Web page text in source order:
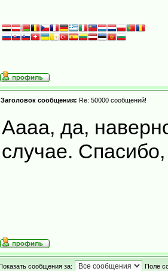
Заголовок сообщения: Re: 50000 сообщений!
Аааа, да,
случае.
сообщения за: Поле